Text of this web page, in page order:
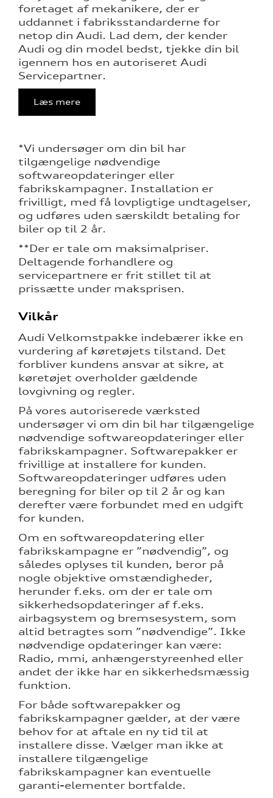
foretaget af mekanikere, der er
uddannet i fabriksstandarderne for
netop din Audi. Lad dem, der kender
Audi og din model bedst, tjekke din bil
igennem hos en autoriseret Audi
Servicepartner.
Læs mere
*Vi undersøger om din bil har
tilgængelige nødvendige
softwareopdateringer eller
fabrikskampagner. Installation er
frivilligt, med få lovpligtige undtagelser,
og udføres uden særskildt betaling for
biler op til 2 år.
**Der er tale om maksimalpriser.
Deltagende forhandlere og
servicepartnere er frit stillet til at
prissætte under maksprisen.
Vilkår
Audi Velkomstpakke indebærer ikke en
vurdering af køretøjets tilstand. Det
forbliver kundens ansvar at sikre, at
køretøjet overholder gældende
lovgivning og regler.
På vores autoriserede værksted
undersøger vi om din bil har tilgængelige
nødvendige softwareopdateringer eller
fabrikskampagner. Softwarepakker er
frivillige at installere for kunden.
Softwareopdateringer udføres uden
beregning for biler op til 2 år og kan
derefter være forbundet med en udgift
for kunden.
Om en softwareopdatering eller
fabrikskampagne er ”nødvendig”, og
således oplyses til kunden, beror på
nogle objektive omstændigheder,
herunder f.eks. om der er tale om
sikkerhedsopdateringer af f.eks.
airbagsystem og bremsesystem, som
altid betragtes som ”nødvendige”. Ikke
nødvendige opdateringer kan være:
Radio, mmi, anhængerstyreenhed eller
andet der ikke har en sikkerhedsmæssig
funktion.
For både softwarepakker og
fabrikskampagner gælder, at der være
behov for at aftale en ny tid til at
installere disse. Vælger man ikke at
installere tilgængelige
fabrikskampagner kan eventuelle
garanti-elementer bortfalde.